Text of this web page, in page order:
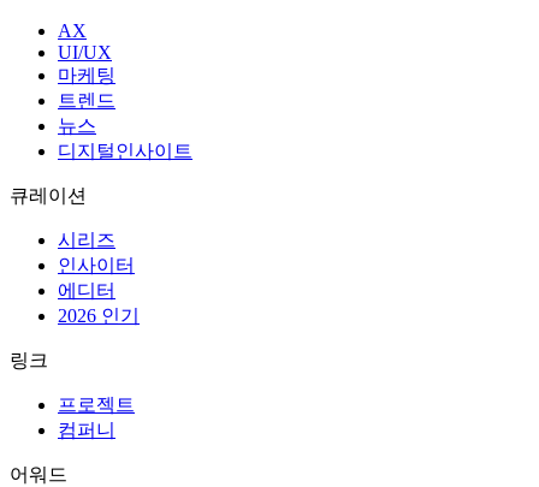
AX
UI/UX
마케팅
트렌드
뉴스
디지털인사이트
큐레이션
시리즈
인사이터
에디터
2026 인기
링크
프로젝트
컴퍼니
어워드